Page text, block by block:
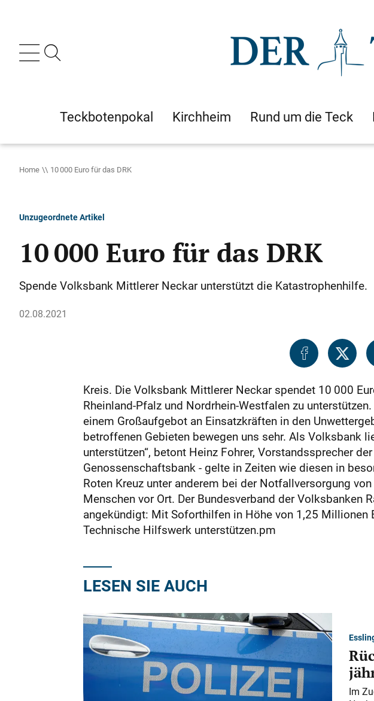
Teckbotenpokal Kirchheim Rund um die Teck
Home 10 000 Euro für das DRK
Unzugeordnete Artikel
10 000 Euro für das DRK
Spende Volksbank Mittlerer Neckar unterstützt die Katastrophenhilfe.
02.08.2021
Kreis. Die Volksbank ­Mittlerer Neckar spendet 10 000
Rheinland-Pfalz und Nord­rhein-Westfalen zu
einem Großaufgebot an Einsatzkräften in den
betroffenen Gebieten bewegen uns sehr. Als Volksbank
unterstützen“, betont Heinz Fohrer, Vorstandssprecher
Genossenschaftsbank - gelte in Zeiten wie diesen in
Roten Kreuz unter anderem bei der Notfallversorgung
Menschen vor Ort. Der Bundesverband der Volksbanken
angekündigt: Mit Soforthilfen in Höhe von 1,25
Technische Hilfswerk unterstützen.pm
LESEN SIE AUCH
Im